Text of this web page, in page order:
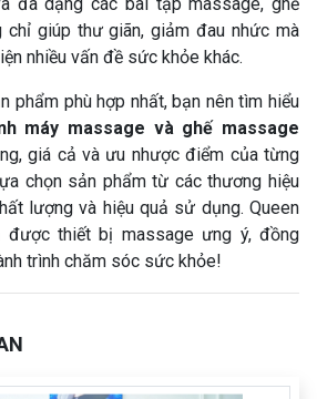
chỉ giúp thư giãn, giảm đau nhức mà
nhiều vấn đề sức khỏe khác.
phẩm phù hợp nhất, bạn nên tìm hiểu
máy massage và ghế massage
giá cả và ưu nhược điểm của từng
chọn sản phẩm từ các thương hiệu
lượng và hiệu quả sử dụng. Queen
được thiết bị massage ưng ý, đồng
trình chăm sóc sức khỏe!